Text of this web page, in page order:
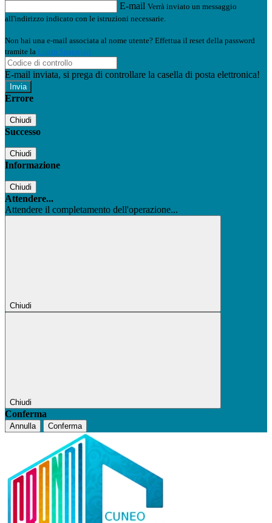
E-mail Verrà inviato un messaggio
all'indirizzo indicato con le istruzioni necessarie.
Non hai una e-mail associata al nome utente? Effettua il reset della password
tramite la Login Spaggiari
E-mail inviata, si prega di controllare la casella di posta elettronica!
Errore
Chiudi
Successo
Chiudi
Informazione
Chiudi
Attendere...
Attendere il completamento dell'operazione...
Chiudi
Chiudi
Conferma
Annulla Conferma